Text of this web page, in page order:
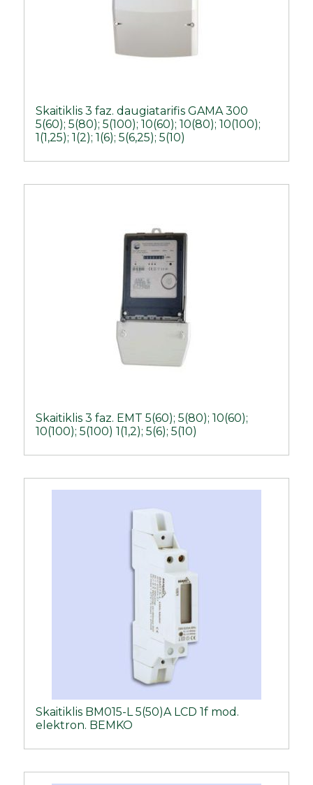
Skaitiklis 3 faz. daugiatarifis GAMA 300
5(60); 5(80); 5(100); 10(60); 10(80); 10(100);
1(1,25); 1(2); 1(6); 5(6,25); 5(10)
Skaitiklis 3 faz. EMT 5(60); 5(80); 10(60);
10(100); 5(100) 1(1,2); 5(6); 5(10)
Skaitiklis BM015-L 5(50)A LCD 1f mod.
elektron. BEMKO